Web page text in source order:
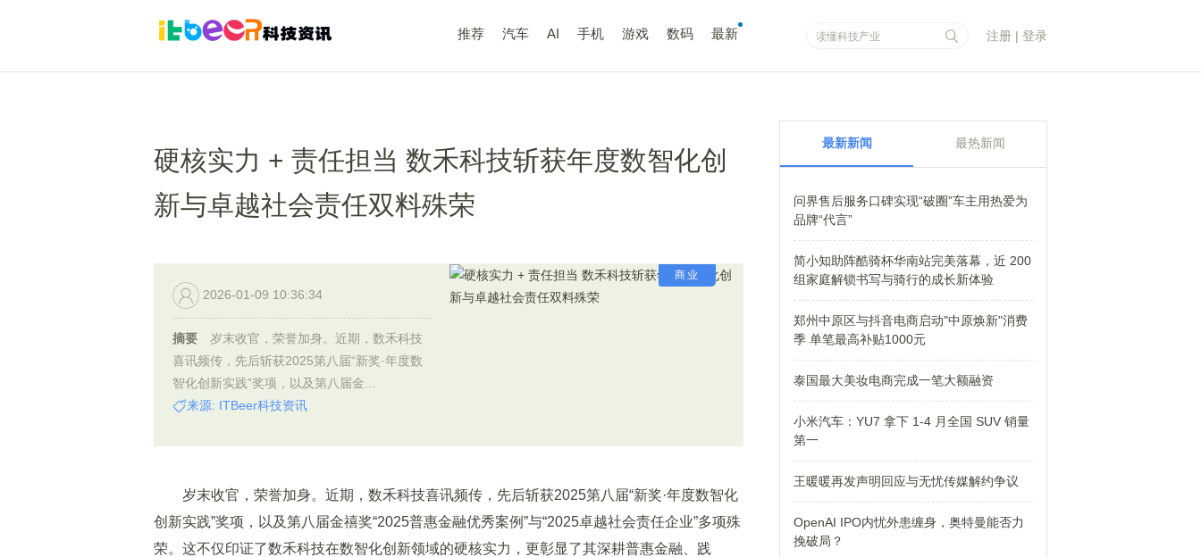
推荐 汽车 AI 手机 游戏 数码 最新 注册 | 登录
硬核实力 + 责任担当 数禾科技斩获年度数智化创
新与卓越社会责任双料殊荣
商业
2026-01-09 10:36:34
摘要
岁末收官，荣誉加身。近期，数禾科技
喜讯频传，先后斩获2025第八届“新奖·年度数
智化创新实践”奖项，以及第八届金...
来源: ITBeer科技资讯
岁末收官，荣誉加身。近期，数禾科技喜讯频传，先后斩获2025第八届“新奖·年度数智化
创新实践”奖项，以及第八届金禧奖“2025普惠金融优秀案例”与“2025卓越社会责任企业”多项殊
荣。这不仅印证了数禾科技在数智化创新领域的硬核实力，更彰显了其深耕普惠金融、践
最新新闻 最热新闻
问界售后服务口碑实现“破圈”车主用热爱为
品牌“代言”
简小知助阵酷骑杯华南站完美落幕，近 200
组家庭解锁书写与骑行的成长新体验
郑州中原区与抖音电商启动"中原焕新"消费
季 单笔最高补贴1000元
泰国最大美妆电商完成一笔大额融资
小米汽车：YU7 拿下 1-4 月全国 SUV 销量
第一
王暖暖再发声明回应与无忧传媒解约争议
OpenAI IPO内忧外患缠身，奥特曼能否力
挽破局？